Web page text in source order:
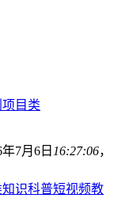
项目类
7月6日 16:27:06，
识科普短视频教